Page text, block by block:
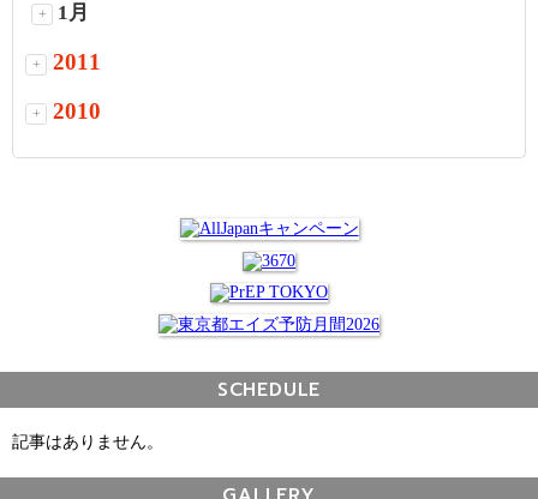
+ 1月
+ 2011
+ 2010
SCHEDULE
記事はありません。